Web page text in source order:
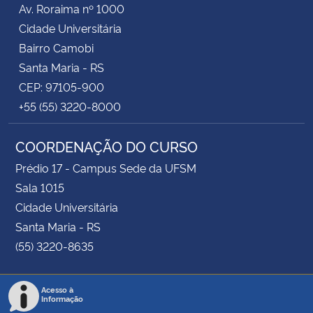
Av. Roraima nº 1000
Cidade Universitária
Bairro Camobi
Santa Maria - RS
CEP: 97105-900
+55 (55) 3220-8000
COORDENAÇÃO DO CURSO
Prédio 17 - Campus Sede da UFSM
Sala 1015
Cidade Universitária
Santa Maria - RS
(55) 3220-8635
Acesso à
Informação